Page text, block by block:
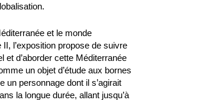
et le monde
II, l’exposition propose de suivre
et d’aborder cette Méditerranée
un objet d’étude aux bornes
personnage dont il s’agirait
la longue durée, allant jusqu’à